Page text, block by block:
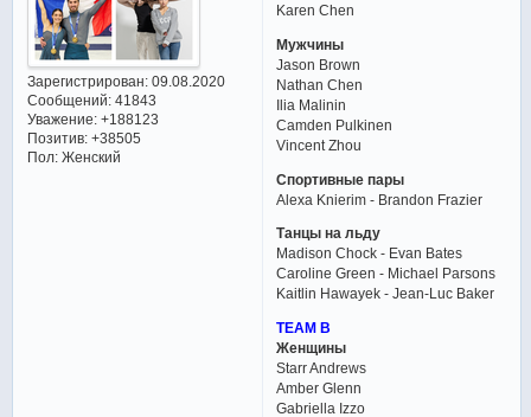
Зарегистрирован: 09.08.2020
Сообщений:41843
Уважение: +188123
Позитив: +38505
Пол:Женский
Karen Chen
Мужчины
Jason Brown
Nathan Chen
Ilia Malinin
Camden Pulkinen
Vincent Zhou
Спортивные пары
Alexa Knierim - Brandon Frazier
Танцы на льду
Madison Chock - Evan Bates
Caroline Green - Michael Parsons
Kaitlin Hawayek - Jean-Luc Baker
TEAM B
Женщины
Starr Andrews
Amber Glenn
Gabriella Izzo